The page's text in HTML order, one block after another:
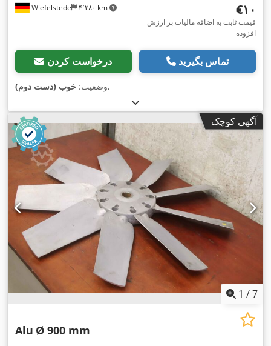
Wiefelstede ۴٬۲۸۰ km ‎€۱۰
قیمت ثابت به اضافه مالیات بر ارزش
افزوده
درخواست کردن تماس بگیرید
وضعیت: خوب (دست دوم) ,
آگهی کوچک
1 /7
Alu Ø 900 mm